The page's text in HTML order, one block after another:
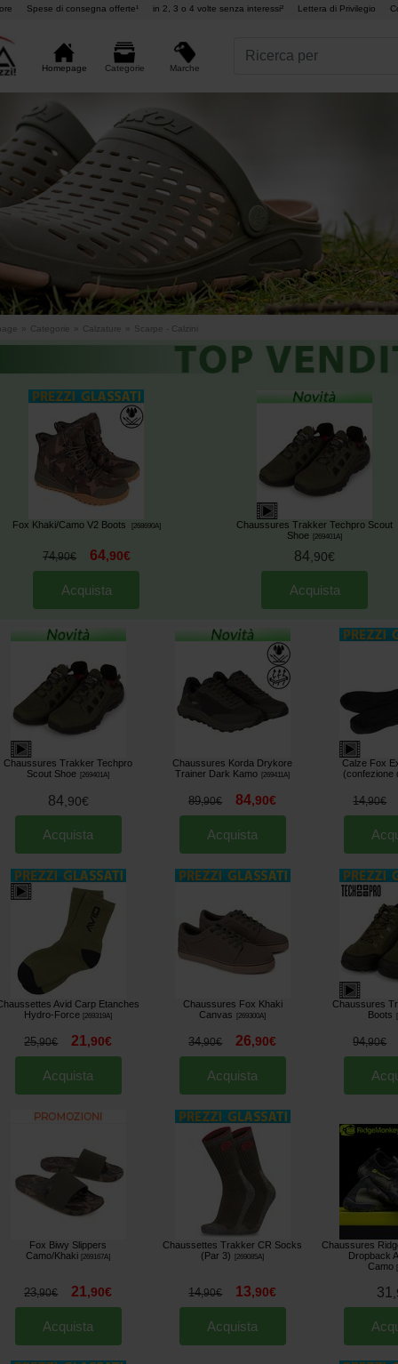
Spese di consegna offerte¹ in 2, 3 o 4 volte senza interessi² Lettera di Privilegio
Homepage Categorie Marche
Categorie Calzature Scarpe - Calzini
Fox Khaki/Camo V2 Boots 268690A]
74,90€ 64,90€
Acquista
Chaussures Trakker Techpro Scout
Shoe
269401A]
84 90€
Acquista
Chaussures Trakker Techpro
Scout Shoe [269401A]
84 90€
Acquista
Chaussures Korda Drykore
Trainer Dark Kamo [269411A]
89,90€ 84,90€
Acquista
Calze Fox
(confezione
14,90€
Avid Carp Etanches
Hydro-Force
269319A]
25,90€ 21,90€
Acquista
Chaussures Fox Khaki
Canvas
269300A]
34,90€ 26,90€
Acquista
Chaussures
Boots
94,90€
Fox Biwy Slippers
Camo/Khaki [269167A]
23,90€ 21,90€
Acquista
Chaussettes Trakker CR Socks
(Par 3)
269085A]
14,90€ 13,90€
Acquista
Chaussures
Dropback
Camo
31